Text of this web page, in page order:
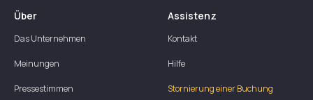
Über
Das Unternehmen
Meinungen
Pressestimmen
Assistenz
Kontakt
Hilfe
Stornierung einer Buchung